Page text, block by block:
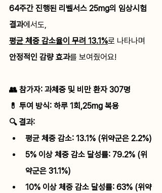
64주간 진행된 리벨서스 25mg의 임상시험
결과에서도,
평균 체중 감소율이 무려 13.1%로 나타나며
안정적인 감량 효과를 보여줬어요!
👥 참가자: 과체중 및 비만 환자 307명
💊 투여 방식: 하루 1회,25mg 복용
🔍 결과:
평균 체중 감소: 13.1% (위약군은 2.2%)
5% 이상 체중 감소 달성률: 79.2% (위
약군은 31.1%)
10% 이상 체중 감소 달성률: 63% (위약